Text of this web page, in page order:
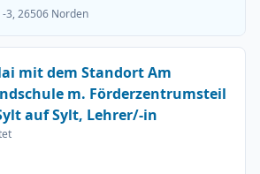
3, 26506 Norden
mit dem Standort Am
m. Förderzentrumsteil
auf Sylt, Lehrer/-in